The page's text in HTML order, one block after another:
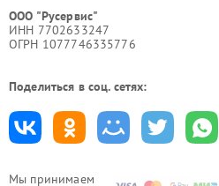
Мы принимаем
ООО "Русервис"
ИНН 7702633247
ОГРН 1077746335776
Поделиться в соц. сетях: